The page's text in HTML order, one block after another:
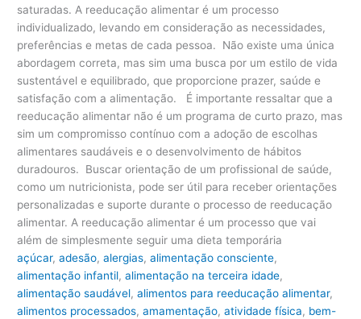
saturadas. A reeducação alimentar é um processo
individualizado, levando em consideração as necessidades,
preferências e metas de cada pessoa. Não existe uma única
abordagem correta, mas sim uma busca por um estilo de vida
sustentável e equilibrado, que proporcione prazer, saúde e
satisfação com a alimentação. É importante ressaltar que a
reeducação alimentar não é um programa de curto prazo, mas
sim um compromisso contínuo com a adoção de escolhas
alimentares saudáveis e o desenvolvimento de hábitos
duradouros. Buscar orientação de um profissional de saúde,
como um nutricionista, pode ser útil para receber orientações
personalizadas e suporte durante o processo de reeducação
alimentar. A reeducação alimentar é um processo que vai
além de simplesmente seguir uma dieta temporária
açúcar,adesão,alergias,alimentação consciente,
alimentação infantil,alimentação na terceira idade,
alimentação saudável,alimentos para reeducação alimentar,
alimentos processados,amamentação,atividade física, bem-